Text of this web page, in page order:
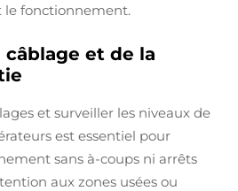
le fonctionnement.
et de la
et surveiller les niveaux de
est essentiel pour
sans à-coups ni arrêts
aux zones usées ou